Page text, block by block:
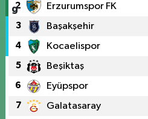
2 Erzurumspor FK
3 Başakşehir
4 Kocaelispor
5 Beşiktaş
6 Eyüpspor
7 Galatasaray